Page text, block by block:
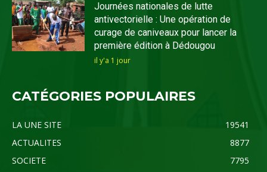
Journées nationales de lutte
antivectorielle : Une opération de
curage de caniveaux pour lancer la
première édition à Dédougou
il y'a 1 jour
CATÉGORIES POPULAIRES
LA UNE SITE
19541
ACTUALITES
8877
SOCIETE
7795